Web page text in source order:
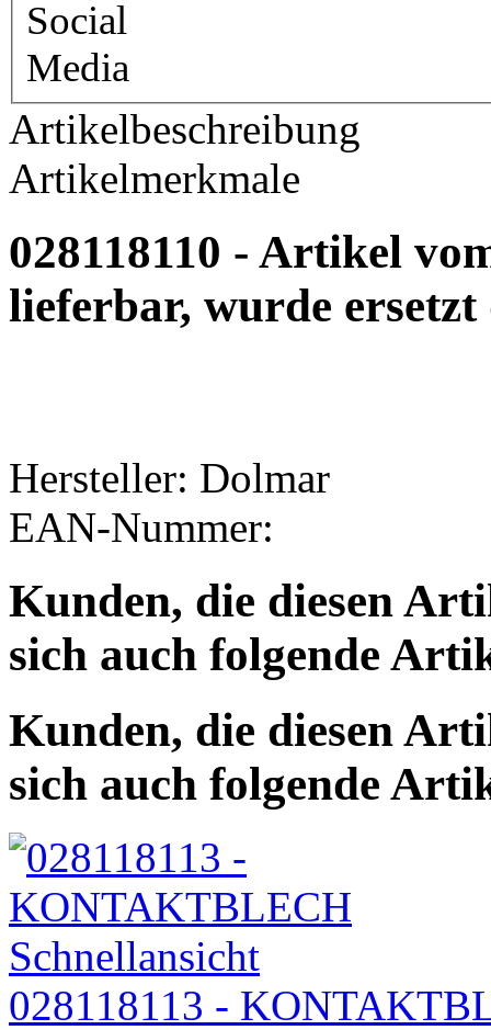
Artikelbeschreibung
Artikelmerkmale
028118110 - Artikel
lieferbar, wurde ersetzt
Hersteller: Dolmar
EAN-Nummer:
Kunden, die diesen
sich auch folgende
Kunden, die diesen
sich auch folgende
Schnellansicht
028118113 -